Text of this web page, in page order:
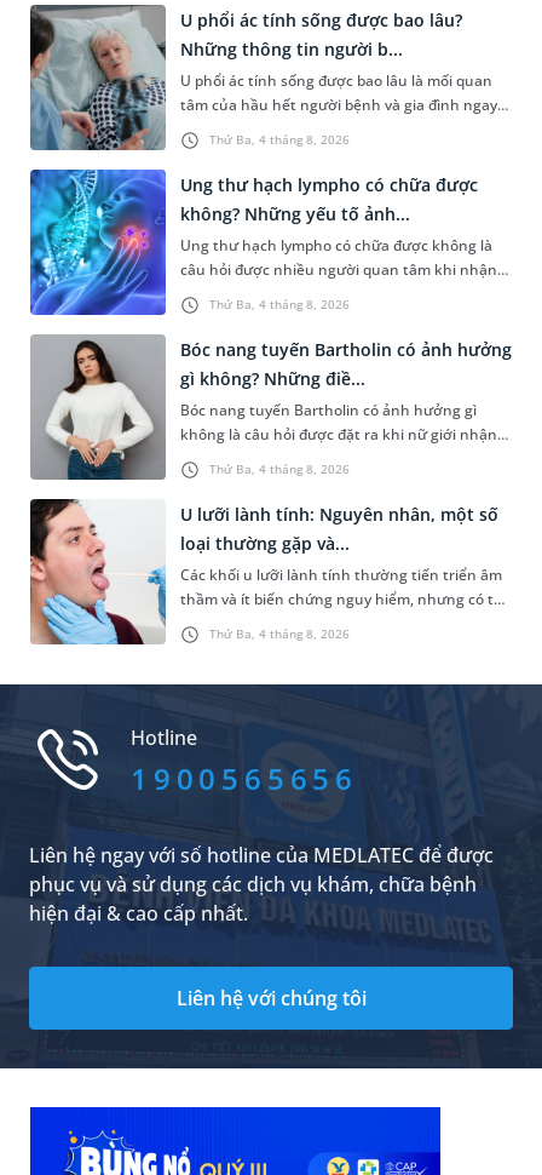
không ít người băn khoăn. Thực tế, nhân sâm
chứa nhiều hoạt chất sinh học có lợi nhưng
không phải trường hợp nào cũng phù hợp. Việc
trang bị đầy đủ thông tin về lợi ích, nguy cơ
cũng như cách dùng đúng sẽ giúp người bệnh
sử dụng nhân sâm một cách an toàn và phù
Thứ Ba, 4 tháng 8, 2026
U phổi ác tính sống được bao lâu?
Những thông tin người b...
U phổi ác tính sống được bao lâu là mối quan
tâm của hầu hết người bệnh và gia đình ngay
sau khi nhận chẩn đoán. Thực tế, thời gian
sống không thể xác định bằng một con số
chung mà phụ thuộc vào nhiều yếu tố như giai
đoạn bệnh, loại ung thư phổi, mức độ đáp ứng
điều trị và tình trạng sức khỏe tổng thể.
Thứ Ba, 4 tháng 8, 2026
Ung thư hạch lympho có chữa được
không? Những yếu tố ảnh...
Ung thư hạch lympho có chữa được không là
câu hỏi được nhiều người quan tâm khi nhận
chẩn đoán mắc bệnh. Bệnh phát sinh từ các tế
bào lympho thuộc hệ bạch huyết, bộ phận
tham gia vào cơ chế miễn dịch của cơ thể. Nhờ
sự phát triển của y học hiện đại, nhiều trường
hợp ung thư hạch lympho có thể kiểm soát tốt,
thậm chí đạt lui bệnh hoàn toàn nếu được phát
hiện và điều trị đúng thời điểm. Mặc dù vậy, kết
quả điều trị ở mỗi người không hoàn toàn
Thứ Ba, 4 tháng 8, 2026
Bóc nang tuyến Bartholin có ảnh hưởng
gì không? Những điề...
Bóc nang tuyến Bartholin có ảnh hưởng gì
không là câu hỏi được đặt ra khi nữ giới nhận
được chỉ định điều trị nang ở tuyến này. Tuy
nhiên, muốn đánh giá nguy cơ ảnh hưởng từ
quá trình điều trị cần xét trên nhiều phương
diện. Để có thêm thông tin giải đáp, bạn có thể
tham khảo bài viết sau.
Thứ Ba, 4 tháng 8, 2026
U lưỡi lành tính: Nguyên nhân, một số
loại thường gặp và...
Các khối u lưỡi lành tính thường tiến triển âm
thầm và ít biến chứng nguy hiểm, nhưng có thể
gây ảnh hưởng trực tiếp đến chất lượng cuộc
sống của người bệnh. Hiểu đúng về dấu hiệu
chế độ chăm sóc khi điều trị sẽ giúp bạn chủ
trình phục hồi diễn ra nhanh chóng, an toàn.
Hotline
1900565656
Liên hệ ngay với số hotline của MEDLATEC để được
phục vụ và sử dụng các dịch vụ khám, chữa bệnh
hiện đại & cao cấp nhất.
Liên hệ với chúng tôi